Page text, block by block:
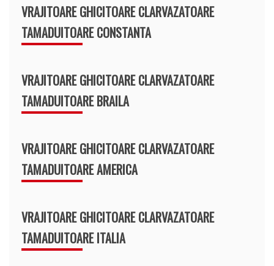
VRAJITOARE GHICITOARE CLARVAZATOARE
TAMADUITOARE CONSTANTA
VRAJITOARE GHICITOARE CLARVAZATOARE
TAMADUITOARE BRAILA
VRAJITOARE GHICITOARE CLARVAZATOARE
TAMADUITOARE AMERICA
VRAJITOARE GHICITOARE CLARVAZATOARE
TAMADUITOARE ITALIA